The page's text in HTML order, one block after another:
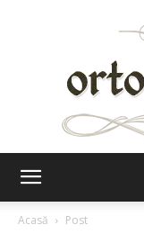
Acasă
Post